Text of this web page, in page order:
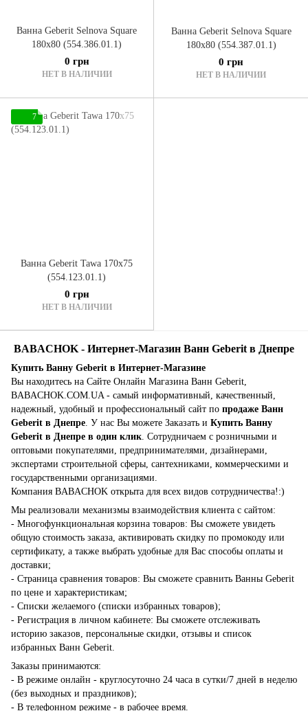
Ванна Geberit Selnova Square
180x80 (554.386.01.1)
0 грн
НЕТ В НАЛИЧИИ
Ванна Geberit Selnova Square
180x80 (554.387.01.1)
0 грн
НЕТ В НАЛИЧИИ
7
Ванна Geberit Tawa 170x75
(554.123.01.1)
0 грн
НЕТ В НАЛИЧИИ
BABACHOK - Интернет-Магазин Ванн Geberit в Днепре
Купить Ванну Geberit в Интернет-Магазине
Вы находитесь на Сайте Онлайн Магазина Ванн Geberit,
BABACHOK.COM.UA - самый информативный, качественный,
надежный, удобный и профессиональный сайт по продаже Ванн
Geberit в Днепре. У нас Вы можете Заказать и Купить Ванну
Geberit в Днепре в один клик. Сотрудничаем с розничными и
оптовыми покупателями, предпринимателями, дизайнерами,
экспертами строительной сферы, сантехниками, коммерческими и
государственными организациями.
Компания BABACHOK открыта для всех видов сотрудничества!:)
Мы реализовали механизмы взаимодействия клиента с сайтом:
- Многофункциональная корзина товаров: Вы сможете увидеть
общую стоимость заказа, активировать скидку по промокоду или
сертификату, а также выбрать удобные для Вас способы оплаты и
доставки;
- Страница сравнения товаров: Вы сможете сравнить Ванны Geberit
по цене и характеристикам;
- Списки желаемого (списки избранных товаров);
- Регистрация в личном кабинете: Вы сможете отслеживать
историю заказов, персональные скидки, отзывы и список
избранных Ванн Geberit.
Заказы принимаются:
- В режиме онлайн - круглосуточно 24 часа в сутки/7 дней в неделю
(без выходных и праздников);
- В телефонном режиме - в рабочее время.